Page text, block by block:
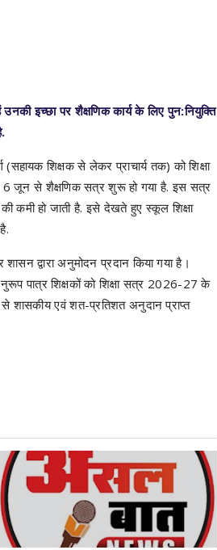
इच्छा पर शैक्षणिक कार्य के लिए पुन:नियुक्ति
शिक्षक से लेकर प्राचार्य तक) को शिक्षा
जून से शैक्षणिक सत्र शुरू हो गया है. इस सत्र
कमी हो जाती है. इसे देखते हुए स्कूल शिक्षा
द्वारा अनुमोदन प्रदान किया गया है।
पात्र शिक्षकों को शिक्षा सत्र 2026-27 के
शासकीय एवं शत-प्रतिशत अनुदान प्राप्त